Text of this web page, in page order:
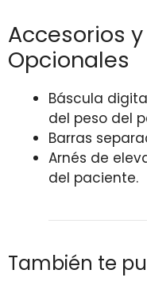
Accesorios
Opcionales
Báscula
del peso del
Barras
Arnés de
del paciente.
También te